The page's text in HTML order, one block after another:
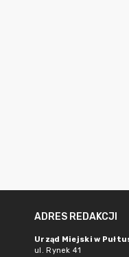
ADRES REDAKCJI
Urząd Miejski w
ul. Rynek 41